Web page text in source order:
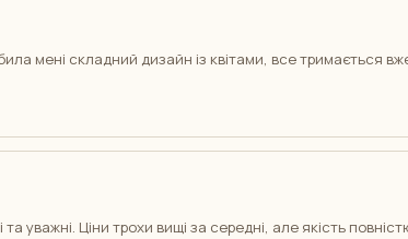
мені складний дизайн із квітами, все тримається
уважні. Ціни трохи вищі за середні, але якість